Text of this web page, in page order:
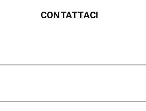
CONTATTACI